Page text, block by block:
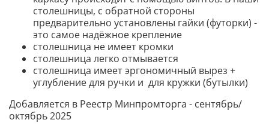
столешницы, с обратной стороны
предварительно установлены гайки (футорки) -
это самое надёжное крепление
столешница не имеет кромки
столешница легко отмывается
столешница имеет эргономичный вырез +
углубление для ручки и для кружки (бутылки)
Добавляется в Реестр Минпромторга - сентябрь/
октябрь 2025